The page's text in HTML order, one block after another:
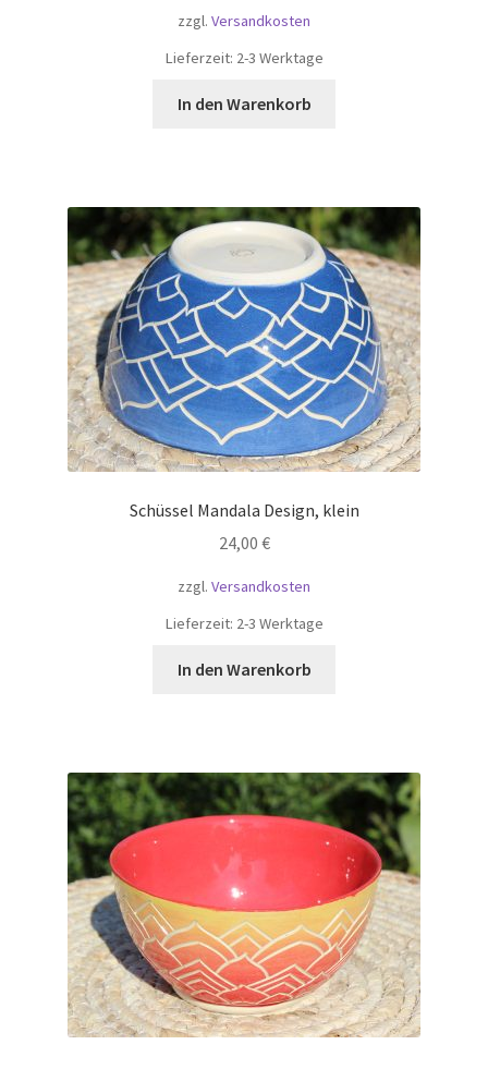
zzgl. Versandkosten
Lieferzeit: 2-3 Werktage
In den Warenkorb
Schüssel Mandala Design, klein
24,00 €
zzgl. Versandkosten
Lieferzeit: 2-3 Werktage
In den Warenkorb